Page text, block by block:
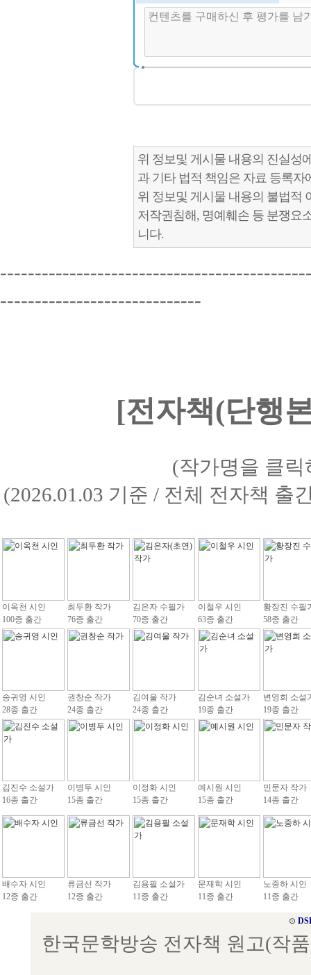
위 정보및 게시물 내용의 진실성
과 기타 법적 책임은 자료 등록자
위 정보및 게시물 내용의 불법적
저작권침해, 명예훼손 등 분쟁요
니다.
-----------------------------
[전자책(단행
(작가명을 클
(2026.01.03 기준 / 전체 전자책 출
이옥천 시인
100종 출간
최두환 작가
76종 출간
김은자 수필가
70종 출간
이철우 시인
63종 출간
황장진 수필
58종 출간
송귀영 시인
28종 출간
권창순 작가
24종 출간
김여울 작가
24종 출간
김순녀 소설가
19종 출간
변영희 소설
19종 출간
김진수 소설가
16종 출간
이병두 시인
15종 출간
이정화 시인
15종 출간
예시원 시인
15종 출간
민문자 작가
14종 출간
배수자 시인
12종 출간
류금선 작가
12종 출간
김용필 소설가
11종 출간
문재학 시인
11종 출간
노중하 시인
11종 출간
⊙
한국문학방송 전자책 원고(작